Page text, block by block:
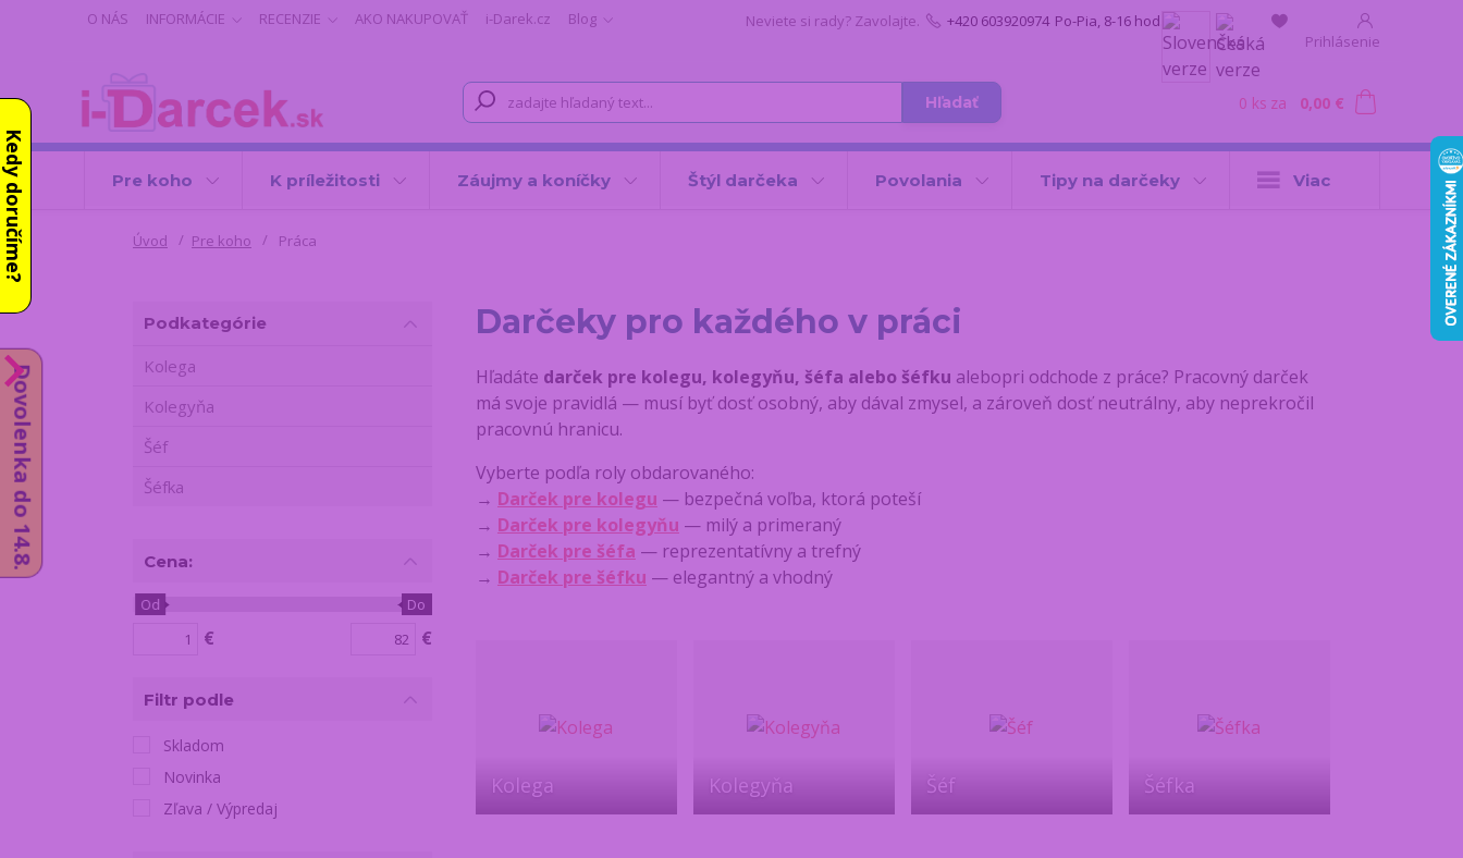
O NÁS INFORMÁCIE RECENZIE AKO NAKUPOVAŤ i-Darek.cz
Blog
Prihlásenie
Hľadať
Neviete si rady? Zavolajte. +420 603920974 Po-Pia, 8-16 hod.
0 ks za 0,00 €
Pre koho K príležitosti Záujmy a koníčky Štýl darčeka Povolania Tipy na darčeky Viac
Úvod Pre koho Práca
Darčeky pro každého v práci
Hľadáte darček pre kolegu, kolegyňu, šéfa alebo šéfku alebopri odchode z práce? Pracovný darček
má svoje pravidlá — musí byť dosť osobný, aby dával zmysel, a zároveň dosť neutrálny, aby neprekročil
pracovnú hranicu.
Vyberte podľa roly obdarovaného:
→ Darček pre kolegu — bezpečná voľba, ktorá poteší
→ Darček pre kolegyňu — milý a primeraný
→ Darček pre šéfa — reprezentatívny a trefný
→ Darček pre šéfku — elegantný a vhodný
Kolega Kolegyňa Šéf Šéfka
Podkategórie
Kolega
Kolegyňa
Šéf
Šéfka
Cena:
€
Od Do
€
Filtr podle
Skladom
Novinka
Zľava / Výpredaj
Dovolenka do 14.8.
Kedy doručíme?